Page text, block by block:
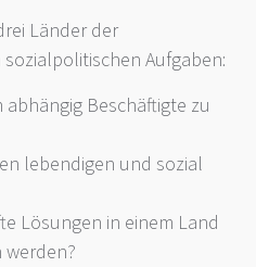
Länder der
Aufgaben:
Beschäftigte zu
lebendigen und sozial
Lösungen in einem Land